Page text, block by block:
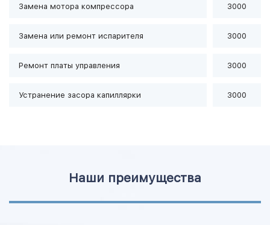
Замена мотора компрессора 3000
Замена или ремонт испарителя 3000
Ремонт платы управления 3000
Устранение засора капиллярки 3000
Наши преимущества